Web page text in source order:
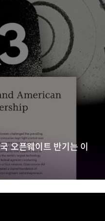
오픈웨이트 반기는 이